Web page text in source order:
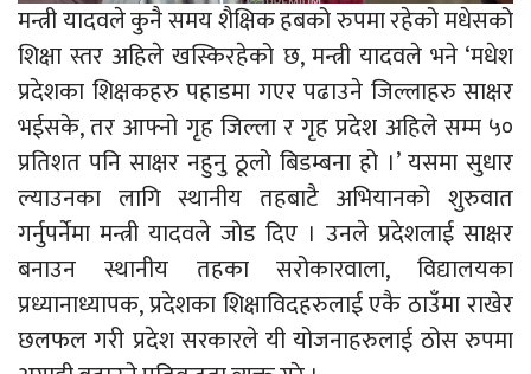
मन्त्री यादवले कुनै समय शैक्षिक हबको रुपमा रहेको मधेसको
शिक्षा स्तर अहिले खस्किरहेको छ, मन्त्री यादवले भने ‘मधेश
प्रदेशका शिक्षकहरु पहाडमा गएर पढाउने जिल्लाहरु साक्षर
भईसके, तर आफ्नो गृह जिल्ला र गृह प्रदेश अहिले सम्म ५०
प्रतिशत पनि साक्षर नहुनु ठूलो बिडम्बना हो ।’ यसमा सुधार
ल्याउनका लागि स्थानीय तहबाटै अभियानको शुरुवात
गर्नुपर्नेमा मन्त्री यादवले जोड दिए । उनले प्रदेशलाई साक्षर
बनाउन स्थानीय तहका सरोकारवाला, विद्यालयका
प्रध्यानाध्यापक, प्रदेशका शिक्षाविदहरुलाई एकै ठाउँमा राखेर
छलफल गरी प्रदेश सरकारले यी योजनाहरुलाई ठोस रुपमा